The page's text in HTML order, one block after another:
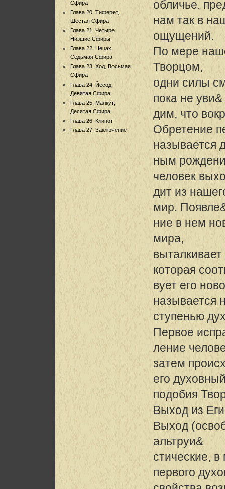
Сфира
Глава 20. Тиферет,
Шестая Сфира
Глава 21. Четыре
Низшие Сфиры
Глава 22. Нецах,
Седьмая Сфира
Глава 23. Ход, Восьмая
Сфира
Глава 24. Йесод,
Девятая Сфира
Глава 25. Малкут,
Десятая Сфира
Глава 26. Клипот
Глава 27. Заключение
обличье,
нам так в
ощущений.
По мере
Творцом,
одни силы
пока не уви&
дим, что
Обретение
называется
ным
человек
дит из
мир.
ние в нем
мира,
выталкивает
которая
вует его
называется
ступенью
Первое
ление
затем
его
подобия
Выход из
Выход
альтруи&
стические,
первого